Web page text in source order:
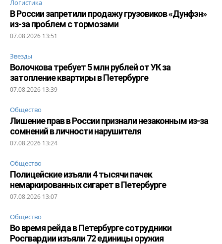
Логистика
В России запретили продажу грузовиков «Дунфэн»
из-за проблем с тормозами
07.08.2026 13:51
Звезды
Волочкова требует 5 млн рублей от УК за
затопление квартиры в Петербурге
07.08.2026 13:39
Общество
Лишение прав в России признали незаконным из-за
сомнений в личности нарушителя
07.08.2026 13:24
Общество
Полицейские изъяли 4 тысячи пачек
немаркированных сигарет в Петербурге
07.08.2026 13:07
Общество
Во время рейда в Петербурге сотрудники
Росгвардии изъяли 72 единицы оружия